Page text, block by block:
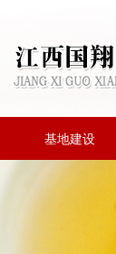
基地建设